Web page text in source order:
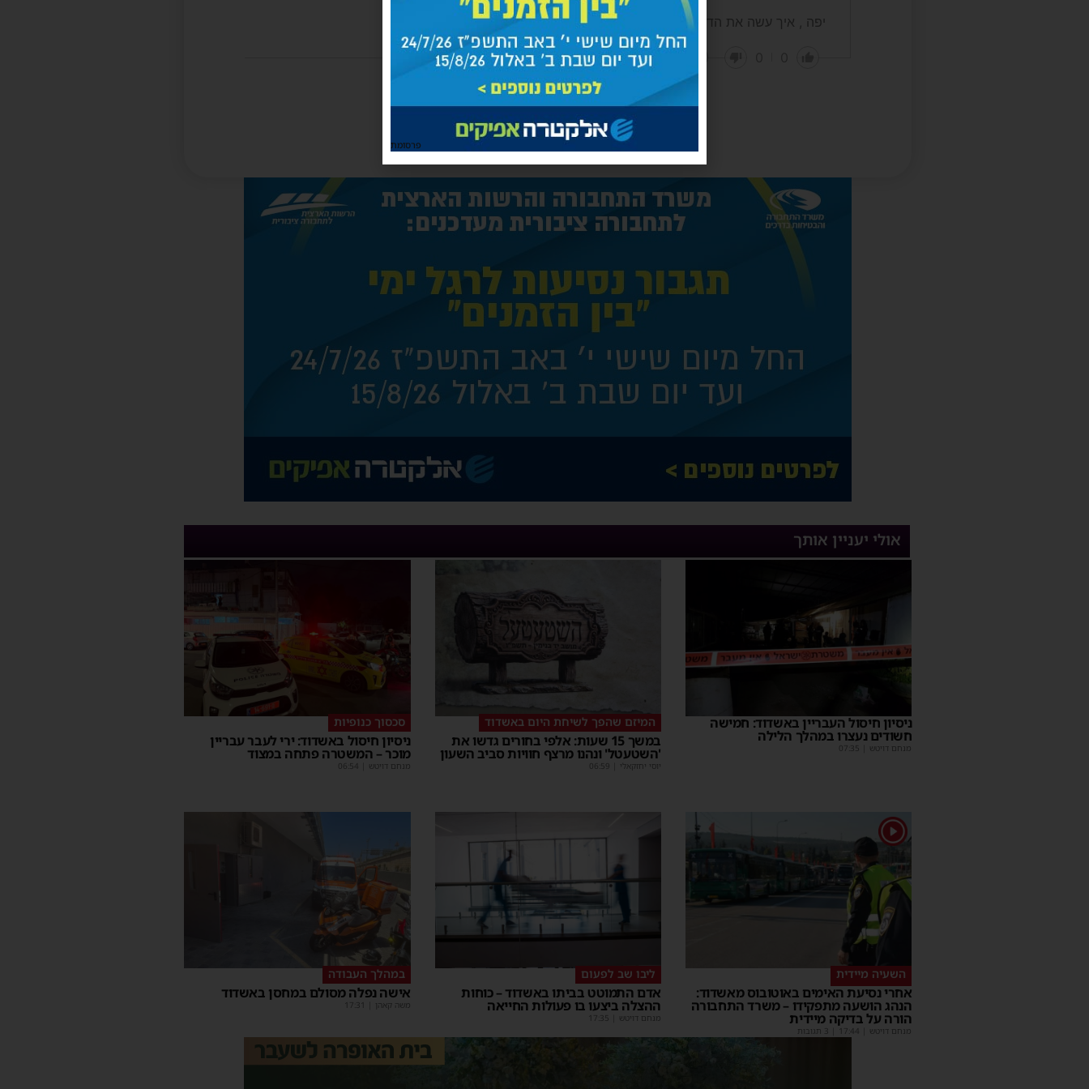
יפה , איך עשה את הדרך? חבל על הזמן
הגב לתגובה
אולי יעניין אותך
ניסיון חיסול העבריין באשדוד: חמישה
חשודים נעצרו במהלך הלילה
מנחם דויטש 07:35
המיזם שהפך לשיחת היום באשדוד
במשך 15 שעות: אלפי בחורים גדשו את
'השטעטל' ונהנו מרצף חוויות סביב השעון
יוסי יחזקאלי 06:59
סכסוך כנופיות
ניסיון חיסול באשדוד: ירי לעבר עבריין
מוכר – המשטרה פתחה במצוד
מנחם דויטש 06:54
1
השעיה מיידית
אחרי נסיעת האימים באוטובוס מאשדוד:
הנהג הושעה מתפקידו – משרד התחבורה
הורה על בדיקה מיידית
מנחם דויטש 17:44
ליבו שב לפעום
אדם התמוטט בביתו באשדוד – כוחות
ההצלה ביצעו בו פעולות החייאה
מנחם דויטש 17:35
במהלך העבודה
אישה נפלה מסולם במחסן באשדוד
משה קאהן 17:31
פרסומת